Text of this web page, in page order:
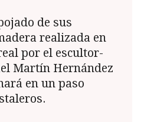
de sus
realizada en
por el escultor­
Martín Hernández
en un paso